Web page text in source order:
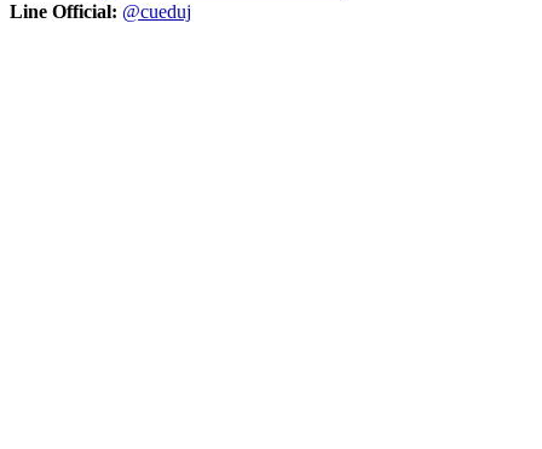
Line Official: @cueduj